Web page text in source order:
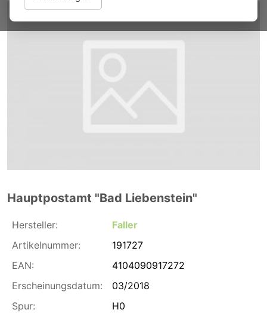
Hauptpostamt "Bad Liebenstein"
Hersteller:
Faller
Artikelnummer:
191727
EAN:
4104090917272
Erscheinungsdatum:
03/2018
Spur:
H0